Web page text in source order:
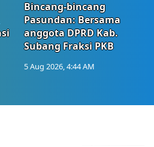
Bincang-bincang
Pasundan: Bersama
anggota DPRD Kab.
Subang Fraksi PKB
5 Aug 2026, 4:44 AM